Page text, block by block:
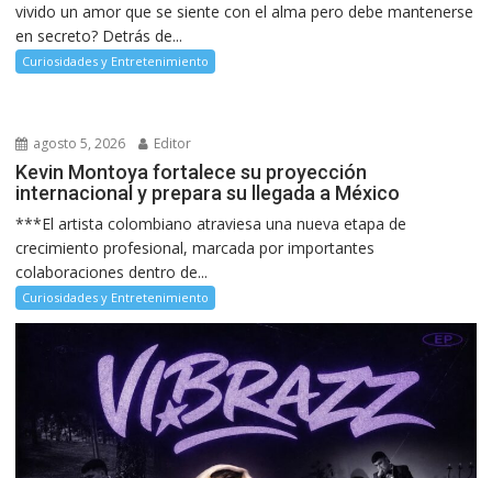
vivido un amor que se siente con el alma pero debe mantenerse
en secreto? Detrás de...
Curiosidades y Entretenimiento
agosto 5, 2026 Editor
Kevin Montoya fortalece su proyección
internacional y prepara su llegada a México
***El artista colombiano atraviesa una nueva etapa de
crecimiento profesional, marcada por importantes
colaboraciones dentro de...
Curiosidades y Entretenimiento